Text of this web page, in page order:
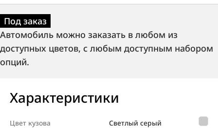
Под заказ
Автомобиль можно заказать в любом из
доступных цветов, с любым доступным набором
опций.
Характеристики
Цвет кузова
Светлый серый